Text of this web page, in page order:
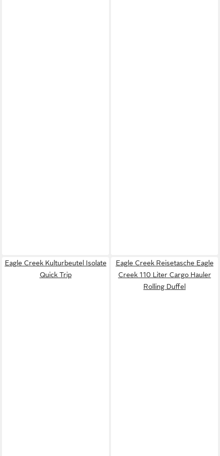
Eagle Creek Kulturbeutel Isolate
Quick Trip
Eagle Creek Reisetasche Eagle
Creek 110 Liter Cargo Hauler
Rolling Duffel